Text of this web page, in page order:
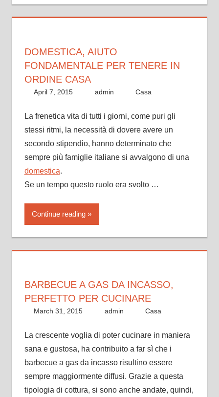
DOMESTICA, AIUTO
FONDAMENTALE PER TENERE IN
ORDINE CASA
April 7, 2015 admin Casa
La frenetica vita di tutti i giorni, come puri gli
stessi ritmi, la necessità di dovere avere un
secondo stipendio, hanno determinato che
sempre più famiglie italiane si avvalgono di una
domestica.
Se un tempo questo ruolo era svolto …
Continue reading
BARBECUE A GAS DA INCASSO,
PERFETTO PER CUCINARE
March 31, 2015 admin Casa
La crescente voglia di poter cucinare in maniera
sana e gustosa, ha contribuito a far sì che i
barbecue a gas da incasso risultino essere
sempre maggiormente diffusi. Grazie a questa
tipologia di cottura, si sono anche andate, quindi,